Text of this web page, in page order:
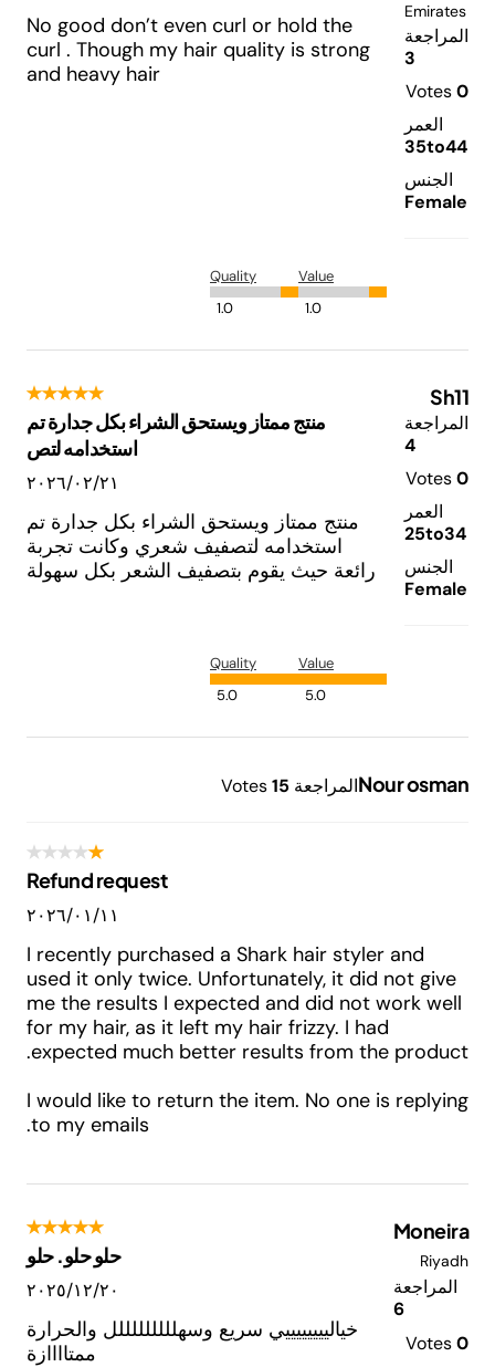
Emirates
المراجعة
3
Votes0
العمر
35to44
الجنس
Female
No good don’t even curl or hold the
curl . Though my hair quality is strong
and heavy hair
Value
1.0
Quality
1.0
Sh11
المراجعة
4
Votes0
العمر
25to34
الجنس
Female
منتج ممتاز ويستحق الشراء بكل جدارة تم
استخدامه لتص
٢١‏/٠٢‏/٢٠٢٦
منتج ممتاز ويستحق الشراء بكل جدارة تم
استخدامه لتصفيف شعري وكانت تجربة
رائعة حيث يقوم بتصفيف الشعر بكل سهولة
Value
5.0
Quality
5.0
Nour osmanالمراجعة 5
Votes1
Refund request
١١‏/٠١‏/٢٠٢٦
I recently purchased a Shark hair styler and
used it only twice. Unfortunately, it did not give
me the results I expected and did not work well
for my hair, as it left my hair frizzy. I had
expected much better results from the product.
I would like to return the item. No one is replying
to my emails.
Moneira
Riyadh
المراجعة
6
Votes0
حلو حلو. حلو
٢٠‏/١٢‏/٢٠٢٥
خيالييييييييي سريع وسهلللللللللل والحرارة
ممتاااازة